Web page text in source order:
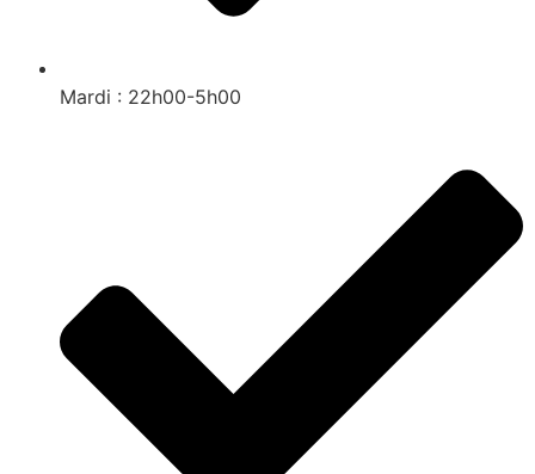
Mardi : 22h00-5h00